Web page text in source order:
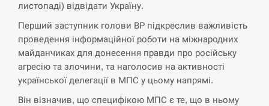
13:53
В Москве пожаловались на “кратный
рост” атак дронов Украины
СЕРПЕНЬ
листопаді) відвідати Україну.
Перший заступник голови ВР підкреслив важливість
проведення інформаційної роботи на міжнародних
майданчиках для донесення правди про російську
агресію та злочини, та наголосив на активності
української делегації в МПС у цьому напрямі.
Він візначив, що специфікою МПС є те, що в ньому